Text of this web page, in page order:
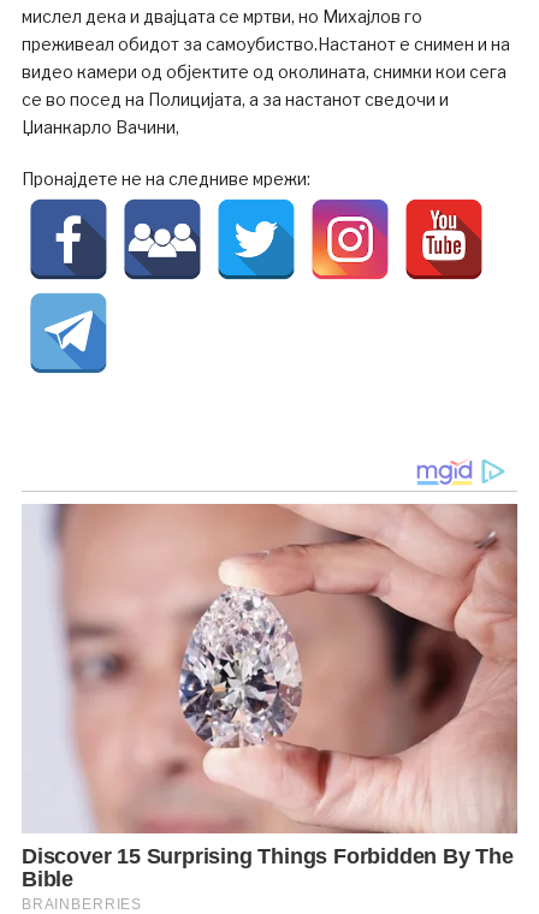
мислел дека и двајцата се мртви, но Михајлов го
преживеал обидот за самоубиство.Настанот е снимен и на
видео камери од објектите од околината, снимки кои сега
се во посед на Полицијата, а за настанот сведочи и
Џианкарло Вачини,
Пронајдете не на следниве мрежи: